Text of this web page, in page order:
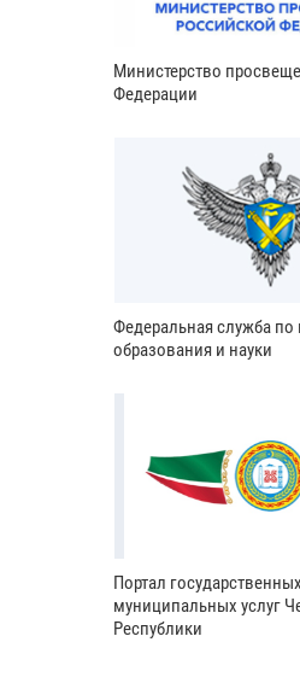
Министерство
Федерации
Федеральная служба по
образования и науки
Портал
муниципальных услуг
Республики